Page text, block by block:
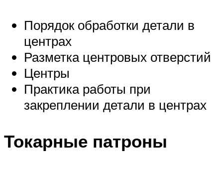
Порядок обработки детали в
центрах
Разметка центровых отверстий
Центры
Практика работы при
закреплении детали в центрах
Токарные патроны